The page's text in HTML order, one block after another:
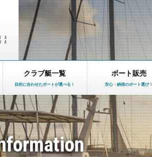
クラブ艇一覧
目的に合わせたボートが選べる！
ボート販売
安心・納得のボート選び！